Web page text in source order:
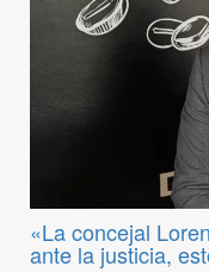
«La concejal
ante la justicia,